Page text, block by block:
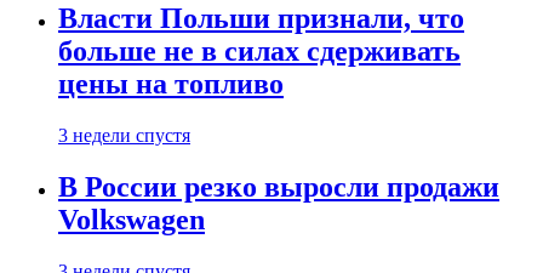
Власти Польши признали, что
больше не в силах сдерживать
цены на топливо
3 недели спустя
В России резко выросли продажи
Volkswagen